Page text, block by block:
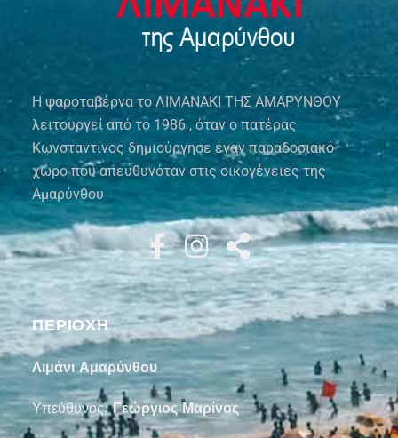
Η ψαροταβέρνα το ΛΙΜΑΝΑΚΙ ΤΗΣ ΑΜΑΡΥΝΘΟΥ
λειτουργεί από το 1986 , όταν ο πατέρας
Κωνσταντίνος δημιούργησε έναν παραδοσιακό
χώρο που απευθυνόταν στις οικογένειες της
Αμαρύνθου
ΠΕΡΙΟΧΗ
Λιμάνι Αμαρύνθου
Υπεύθυνος;Γεώργιος Μαρίνος